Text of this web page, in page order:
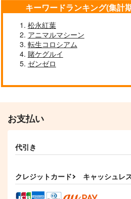
キーワードランキング(集計
松永紅葉
アニマルマシーン
転生コロシアム
賭ケグルイ
ゼンゼロ
お支払い
代引き
クレジットカード キャッシュレ